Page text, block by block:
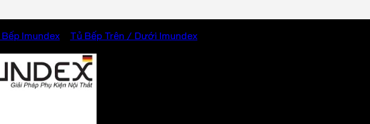
Imundex
Tủ Bếp Trên / Dưới Imundex